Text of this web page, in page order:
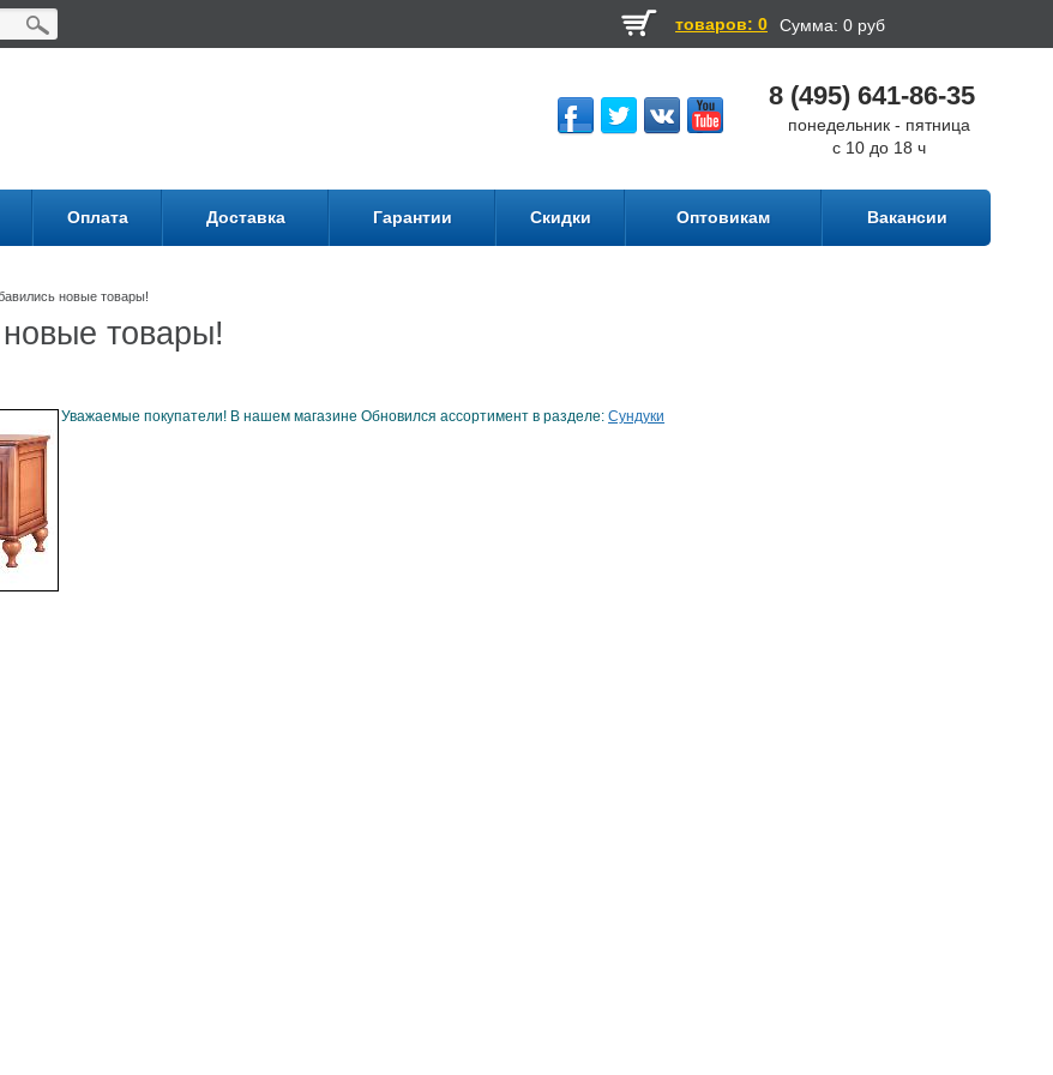
товаров: 0 Сумма: 0 руб
8 (495) 641-86-35
понедельник - пятница
с 10 до 18 ч
Оплата Доставка Гарантии Скидки Оптовикам Вакансии
новые товары!
товары!
Уважаемые покупатели! В нашем магазине Обновился ассортимент в разделе:Сундуки